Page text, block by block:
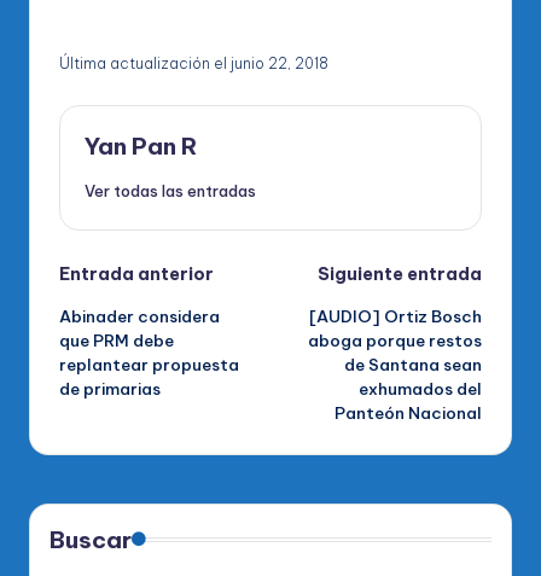
Última actualización el junio 22, 2018
Yan Pan R
Ver todas las entradas
Navegación
de
entradas
Entrada anterior
Abinader considera
que PRM debe
replantear propuesta
de primarias
Siguiente entrada
[AUDIO] Ortiz Bosch
aboga porque restos
de Santana sean
exhumados del
Panteón Nacional
Buscar